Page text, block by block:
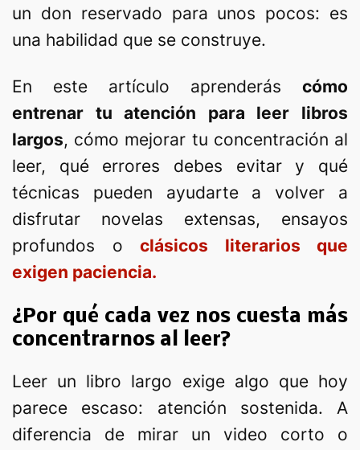
un don reservado para unos pocos: es
una habilidad que se construye.
En este artículo aprenderás cómo
entrenar tu atención para leer libros
largos, cómo mejorar tu concentración al
leer, qué errores debes evitar y qué
técnicas pueden ayudarte a volver a
disfrutar novelas extensas, ensayos
profundos o clásicos literarios que
exigen paciencia.
¿Por qué cada vez nos cuesta más
concentrarnos al leer?
Leer un libro largo exige algo que hoy
parece escaso: atención sostenida. A
diferencia de mirar un video corto o